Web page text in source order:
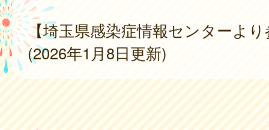
【埼玉県感染症情報センターより
(2026年1月8日更新)